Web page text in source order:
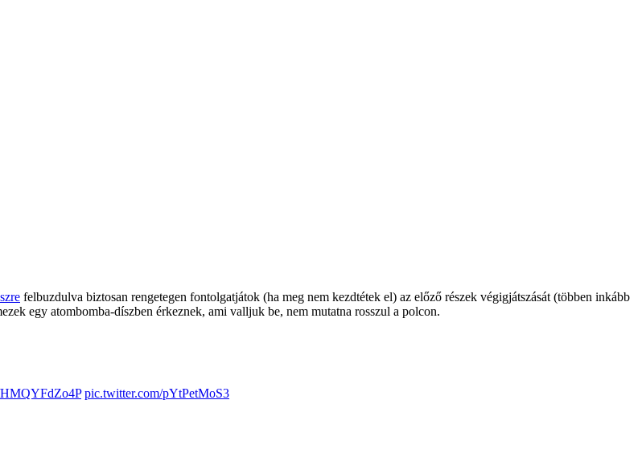
felbuzdulva biztosan rengetegen fontolgatjátok (ha meg nem kezdtétek el) az előző részek végigjátszását (többen inkább
egy atombomba-díszben érkeznek, ami valljuk be, nem mutatna rosszul a polcon.
pic.twitter.com/pYtPetMoS3